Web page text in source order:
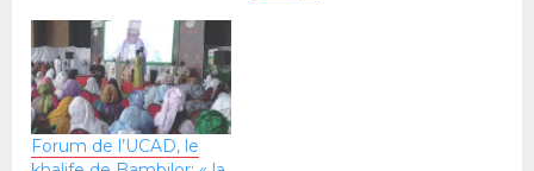
Forum de l’UCAD, le